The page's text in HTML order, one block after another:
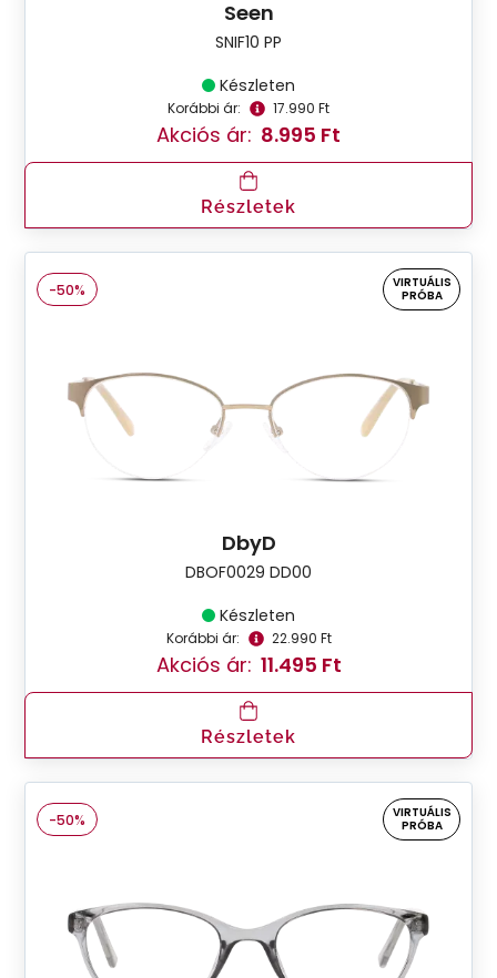
Seen
SNIF10 PP
Készleten
Korábbi ár: 17.990 Ft
Akciós ár: 8.995 Ft
Részletek
-50%
VIRTUÁLIS
PRÓBA
DbyD
DBOF0029 DD00
Készleten
Korábbi ár: 22.990 Ft
Akciós ár: 11.495 Ft
Részletek
-50%
VIRTUÁLIS
PRÓBA